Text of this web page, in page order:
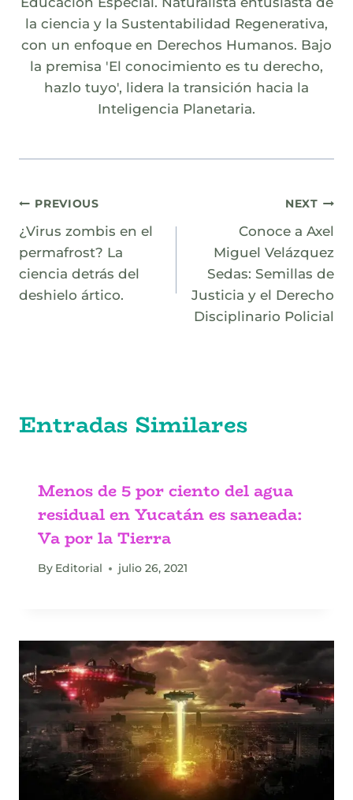
la ciencia y la Sustentabilidad Regenerativa,
con un enfoque en Derechos Humanos. Bajo
la premisa 'El conocimiento es tu derecho,
hazlo tuyo', lidera la transición hacia la
Inteligencia Planetaria.
Navegación
de
entradas
PREVIOUS
¿Virus zombis en el
permafrost? La
ciencia detrás del
deshielo ártico.
NEXT
Conoce a Axel
Miguel Velázquez
Sedas: Semillas de
Justicia y el Derecho
Disciplinario Policial
Entradas Similares
Menos de 5 por ciento del agua
residual en Yucatán es saneada:
Va por la Tierra
By Editorial julio 26, 2021